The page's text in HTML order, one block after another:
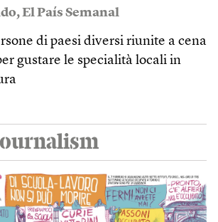
,El País Semanal
di paesi diversi riunite a cena
gustare le specialità locali in